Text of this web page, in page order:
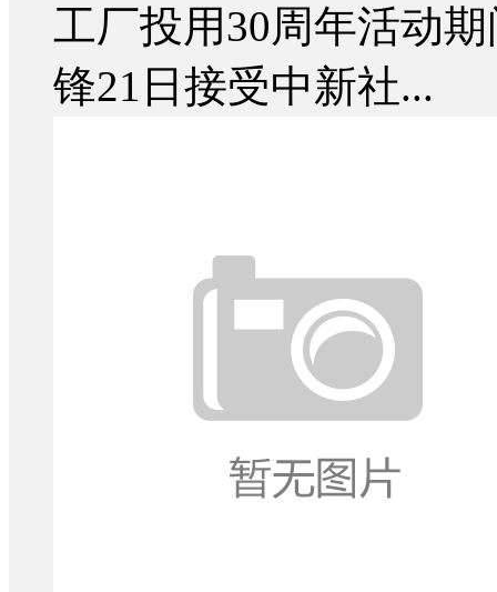
工厂投用30周年活动
锋21日接受中新社...